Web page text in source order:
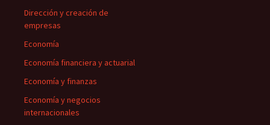
Dirección y creación de
empresas
Economía
Economía financiera y actuarial
Economía y finanzas
Economía y negocios
internacionales